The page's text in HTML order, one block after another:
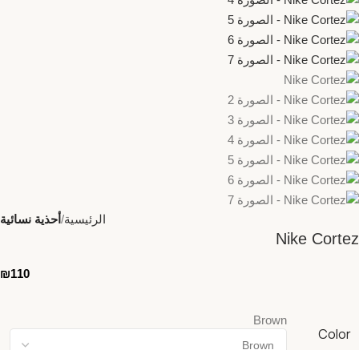
الرئيسية أحذية نسائية
Nike Cortez
₪110
Color
Brown